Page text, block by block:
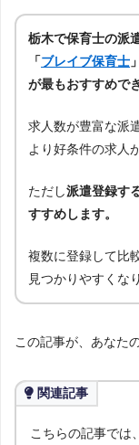
栃木で保育士の派
「ブレイブ保育士 」
が最もおすすめで
求人数が豊富な派
より好条件の求人
ただし派遣登録す
すすめします。
複数に登録して比
見つかりやすくな
この記事が、あなた
関連記事
こちらの記事では